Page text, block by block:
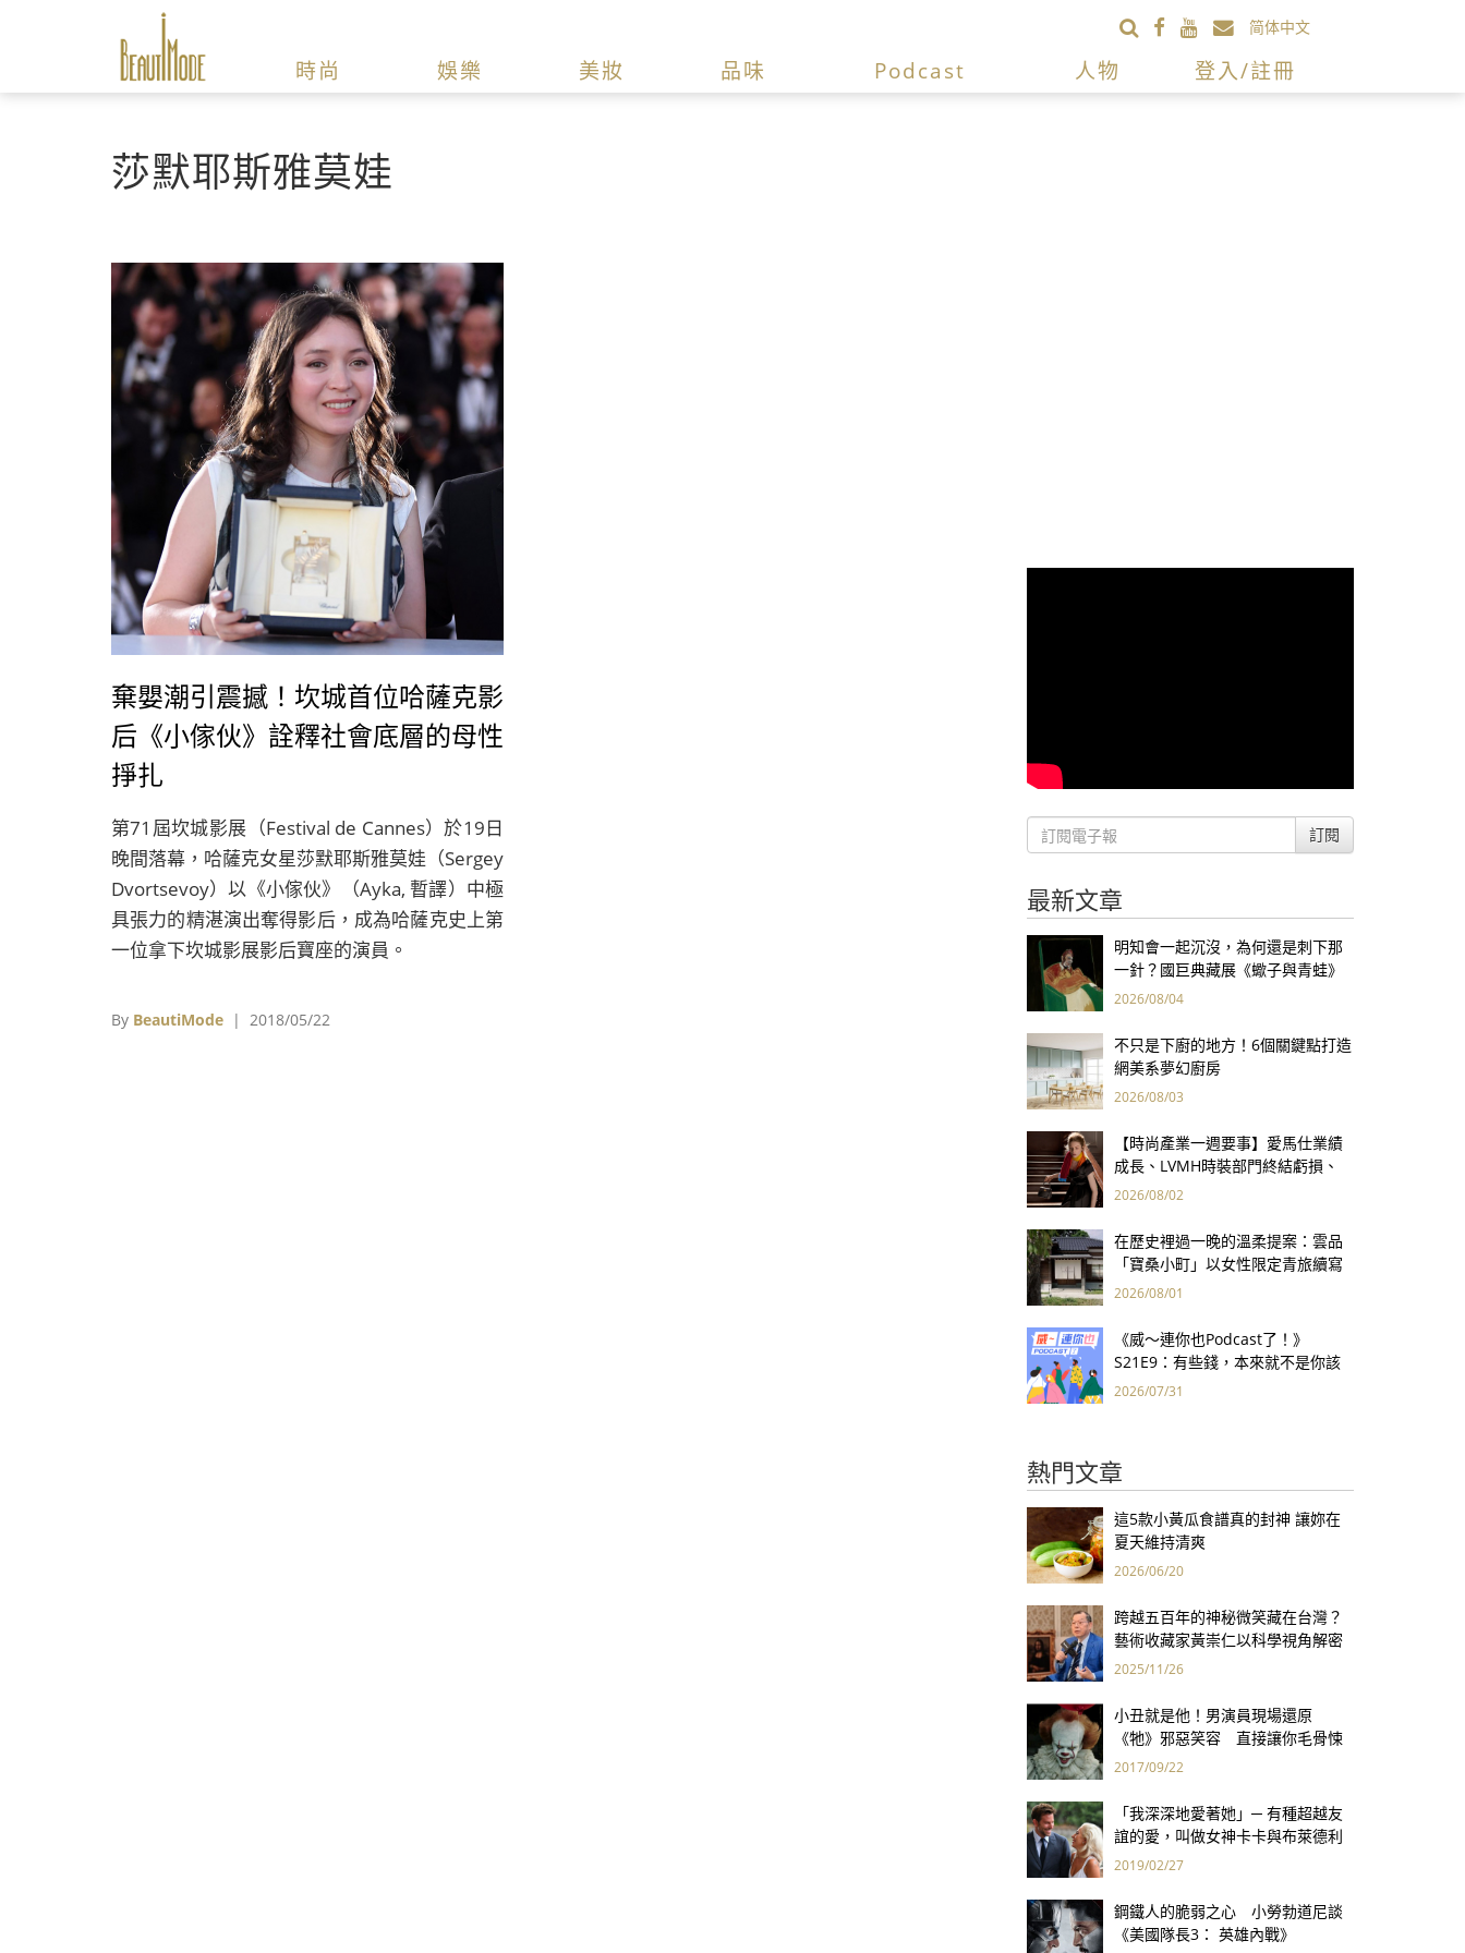
简体中文
時尚 娛樂 美妝 品味 Podcast 人物 登入/註冊
莎默耶斯雅莫娃
棄嬰潮引震撼！坎城首位哈薩克影
后《小傢伙》詮釋社會底層的母性
掙扎
第71屆坎城影展（Festival de Cannes）於19日
晚間落幕，哈薩克女星莎默耶斯雅莫娃（Sergey
Dvortsevoy）以《小傢伙》（Ayka, 暫譯）中極
具張力的精湛演出奪得影后，成為哈薩克史上第
一位拿下坎城影展影后寶座的演員。
By BeautiMode | 2018/05/22
訂閱
最新文章
明知會一起沉沒，為何還是刺下那
一針？國巨典藏展《蠍子與青蛙》
用66件名作拷問人性
2026/08/04
不只是下廚的地方！6個關鍵點打造
網美系夢幻廚房
2026/08/03
【時尚產業一週要事】愛馬仕業績
成長、LVMH時裝部門終結虧損、
Kering轉型策略初現成效、Prada
2026/08/02
在歷史裡過一晚的溫柔提案：雲品
「寶桑小町」以女性限定青旅續寫
台東老屋記憶
2026/08/01
《威～連你也Podcast了！》
S21E9：有些錢，本來就不是你該
賺的——讀《一個投機者的告白》
2026/07/31
熱門文章
這5款小黃瓜食譜真的封神 讓妳在
夏天維持清爽
2026/06/20
跨越五百年的神秘微笑藏在台灣？
藝術收藏家黃崇仁以科學視角解密
「最年輕的蒙娜麗莎」
2025/11/26
小丑就是他！男演員現場還原
《牠》邪惡笑容 直接讓你毛骨悚
然！
2017/09/22
「我深深地愛著她」─ 有種超越友
誼的愛，叫做女神卡卡與布萊德利
庫柏
2019/02/27
鋼鐵人的脆弱之心 小勞勃道尼談
《美國隊長3： 英雄內戰》